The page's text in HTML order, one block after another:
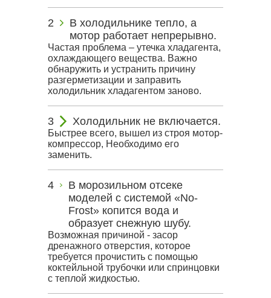
В холодильнике тепло, а
мотор работает непрерывно.
Частая проблема – утечка хладагента,
охлаждающего вещества. Важно
обнаружить и устранить причину
разгерметизации и заправить
холодильник хладагентом заново.
Холодильник не включается.
Быстрее всего, вышел из строя мотор-
компрессор, Необходимо его
заменить.
В морозильном отсеке
моделей с системой «No-
Frost» копится вода и
образует снежную шубу.
Возможная причиной - засор
дренажного отверстия, которое
требуется прочистить с помощью
коктейльной трубочки или спринцовки
с теплой жидкостью.